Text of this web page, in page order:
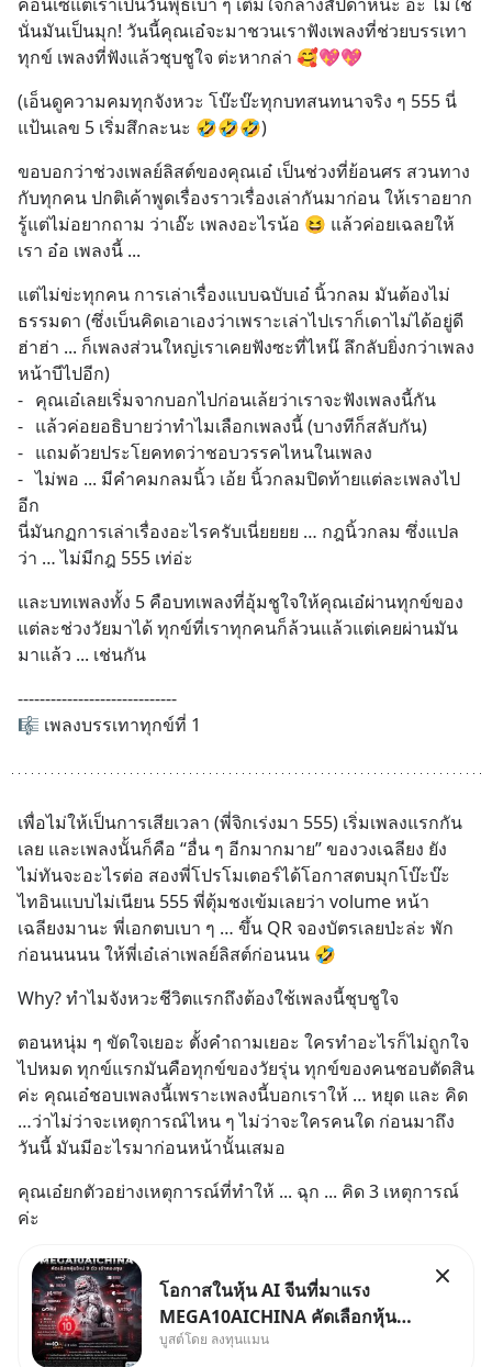
นั่นมันเป็นมุก! วันนี้คุณเอ๋จะมาชวนเราฟังเพลงที่ช่วยบรรเทา
ทุกข์ เพลงที่ฟังแล้วชุบชูใจ ต่ะหากล่า 🥰💖💖
(เอ็นดูความคมทุกจังหวะ โบ๊ะบ๊ะทุกบทสนทนาจริง ๆ 555 นี่
แป้นเลข 5 เริ่มสึกละนะ 🤣🤣🤣)
ขอบอกว่าช่วงเพลย์ลิสต์ของคุณเอ๋ เป็นช่วงที่ย้อนศร สวนทาง
กับทุกคน ปกติเค้าพูดเรื่องราวเรื่องเล่ากันมาก่อน ให้เราอยาก
รู้แต่ไม่อยากถาม ว่าเอ๊ะ เพลงอะไรน้อ 😆 แล้วค่อยเฉลยให้
เรา อ๋อ เพลงนี้ ...
แต่ไม่ข่ะทุกคน การเล่าเรื่องแบบฉบับเอ๋ นิ้วกลม มันต้องไม่
ธรรมดา (ซึ่งเบ็นคิดเอาเองว่าเพราะเล่าไปเราก็เดาไม่ได้อยู่ดี
ฮ่าฮ่า ... ก็เพลงส่วนใหญ่เราเคยฟังซะที่ไหน๊ ลึกลับยิ่งกว่าเพลง
หน้าบีไปอีก)
-	คุณเอ๋เลยเริ่มจากบอกไปก่อนเล้ยว่าเราจะฟังเพลงนี้กัน
-	แล้วค่อยอธิบายว่าทำไมเลือกเพลงนี้ (บางทีก็สลับกัน)
-	แถมด้วยประโยคทดว่าชอบวรรคไหนในเพลง
-	ไม่พอ ... มีคำคมกลมนิ้ว เอ้ย นิ้วกลมปิดท้ายแต่ละเพลงไป
อีก
นี่มันกฏการเล่าเรื่องอะไรครับเนี่ยยยย … กฎนิ้วกลม ซึ่งแปล
ว่า … ไม่มีกฎ 555 เท่อ่ะ
และบทเพลงทั้ง 5 คือบทเพลงที่อุ้มชูใจให้คุณเอ๋ผ่านทุกข์ของ
แต่ละช่วงวัยมาได้ ทุกข์ที่เราทุกคนก็ล้วนแล้วแต่เคยผ่านมัน
มาแล้ว ... เช่นกัน
-----------------------------
🎼 เพลงบรรเทาทุกข์ที่ 1
เพื่อไม่ให้เป็นการเสียเวลา (พี่จิกเร่งมา 555) เริ่มเพลงแรกกัน
เลย และเพลงนั้นก็คือ “อื่น ๆ อีกมากมาย” ของวงเฉลียง ยัง
ไม่ทันจะอะไรต่อ สองพี่โปรโมเตอร์ได้โอกาสตบมุกโบ๊ะบ๊ะ
ไทอินแบบไม่เนียน 555 พี่ตุ้มชงเข้มเลยว่า volume หน้า
เฉลียงมานะ พี่เอกตบเบา ๆ … ขึ้น QR จองบัตรเลยป่ะล่ะ พัก
ก่อนนนนน ให้พี่เอ๋เล่าเพลย์ลิสต์ก่อนนน 🤣
Why? ทำไมจังหวะชีวิตแรกถึงต้องใช้เพลงนี้ชุบชูใจ
ตอนหนุ่ม ๆ ขัดใจเยอะ ตั้งคำถามเยอะ ใครทำอะไรก็ไม่ถูกใจ
ไปหมด ทุกข์แรกมันคือทุกข์ของวัยรุ่น ทุกข์ของคนชอบตัดสิน
ค่ะ คุณเอ๋ชอบเพลงนี้เพราะเพลงนี้บอกเราให้ … หยุด และ คิด
…ว่าไม่ว่าจะเหตุการณ์ไหน ๆ ไม่ว่าจะใครคนใด ก่อนมาถึง
วันนี้ มันมีอะไรมาก่อนหน้านั้นเสมอ
คุณเอ๋ยกตัวอย่างเหตุการณ์ที่ทำให้ ... ฉุก ... คิด 3 เหตุการณ์
ค่ะ
โอกาสในหุ้น AI จีนที่มาแรง
MEGA10AICHINA คัดเลือกหุ้น
ใหม่ 9 ตัว เข้ากองทุน.. ครอบคลุม
บูสต์โดย ลงทุนแมน